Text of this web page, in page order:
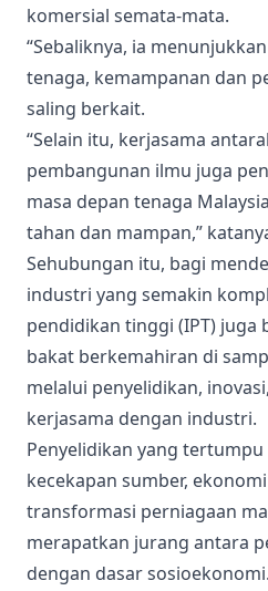
komersial semata-mata.
“Sebaliknya, ia
tenaga, kemampanan dan
saling berkait.
“Selain itu, kerjasama
pembangunan ilmu juga
masa depan tenaga
tahan dan mampan,”
Sehubungan itu, bagi
industri yang semakin
pendidikan tinggi (IPT) juga
bakat berkemahiran di
melalui penyelidikan,
kerjasama dengan industri.
Penyelidikan yang
kecekapan sumber,
transformasi perniagaan
merapatkan jurang antara
dengan dasar sosioekonomi.